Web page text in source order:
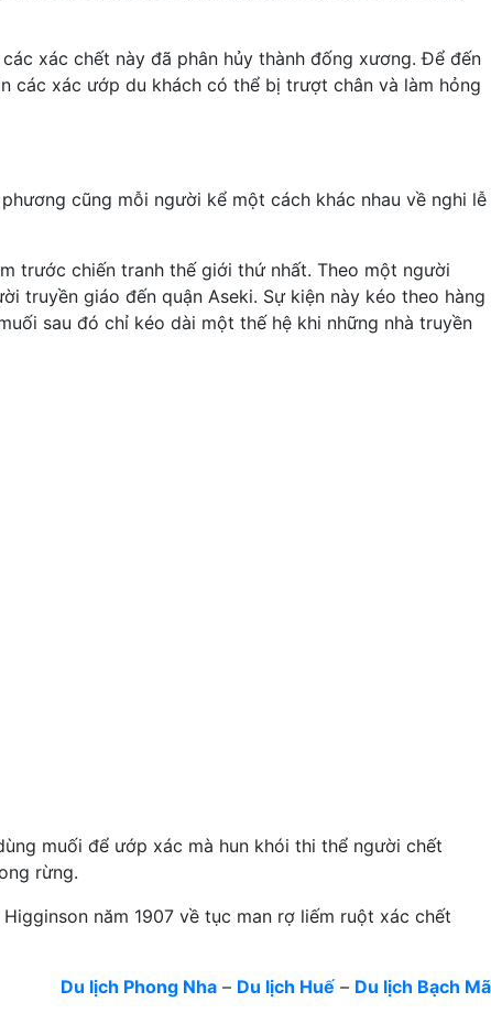
xác chết này đã phân hủy thành đống xương. Để đến
các xác ướp du khách có thể bị trượt chân và làm hỏng
cũng mỗi người kể một cách khác nhau về nghi lễ
trước chiến tranh thế giới thứ nhất. Theo một người
truyền giáo đến quận Aseki. Sự kiện này kéo theo hàng
sau đó chỉ kéo dài một thế hệ khi những nhà truyền
muối để ướp xác mà hun khói thi thể người chết
rừng.
năm 1907 về tục man rợ liếm ruột xác chết
Du lịch Phong Nha – Du lịch Huế – Du lịch Bạch Mã